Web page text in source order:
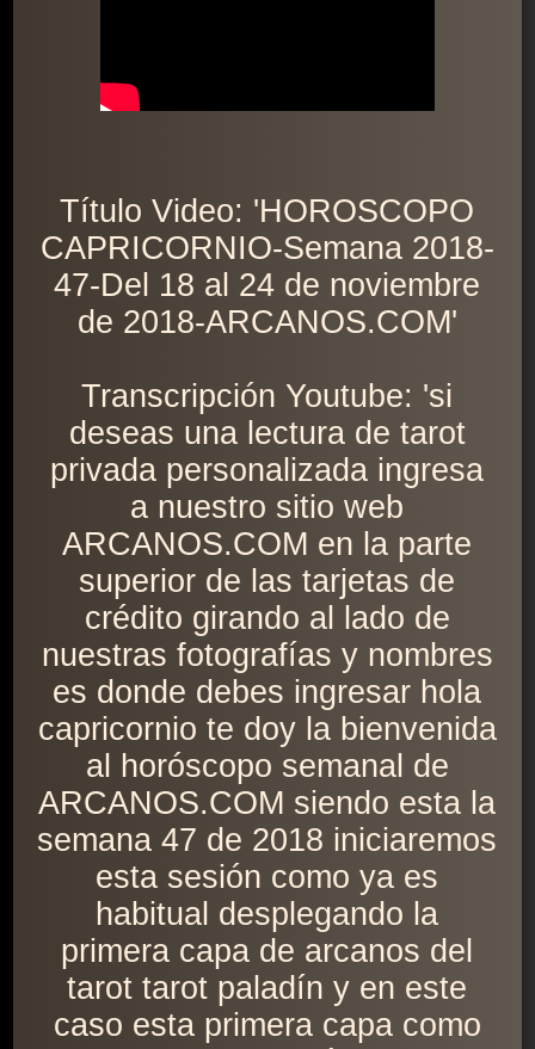
Título Video: 'HOROSCOPO
CAPRICORNIO-Semana 2018-
47-Del 18 al 24 de noviembre
de 2018-ARCANOS.COM'
Transcripción Youtube: 'si
deseas una lectura de tarot
privada personalizada ingresa
a nuestro sitio web
ARCANOS.COM en la parte
superior de las tarjetas de
crédito girando al lado de
nuestras fotografías y nombres
es donde debes ingresar hola
capricornio te doy la bienvenida
al horóscopo semanal de
ARCANOS.COM siendo esta la
semana 47 de 2018 iniciaremos
esta sesión como ya es
habitual desplegando la
primera capa de arcanos del
tarot tarot paladín y en este
caso esta primera capa como